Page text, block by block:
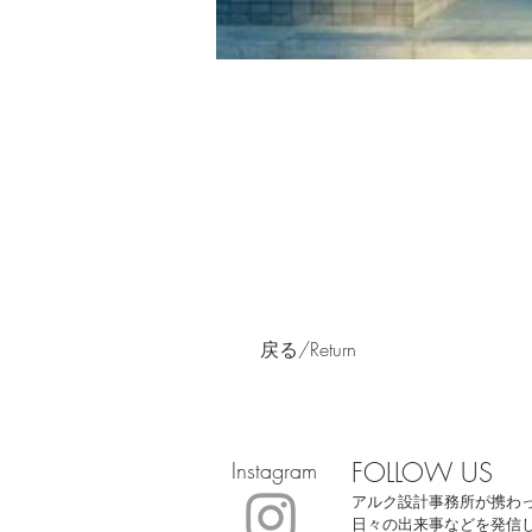
戻る/Return
Instagram FOLLOW US
アルク設計事務所が携わ
日々の出来事などを発信